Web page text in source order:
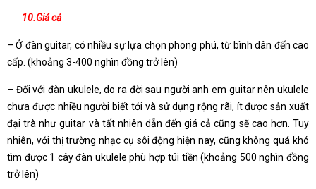
10.Giá cả
– Ở đàn guitar, có nhiều sự lựa chọn phong phú, từ bình dân đến cao
cấp. (khoảng 3-400 nghìn đồng trở lên)
– Đối với đàn ukulele, do ra đời sau người anh em guitar nên ukulele
chưa được nhiều người biết tới và sử dụng rộng rãi, ít được sản xuất
đại trà như guitar và tất nhiên dẫn đến giá cả cũng sẽ cao hơn. Tuy
nhiên, với thị trường nhạc cụ sôi động hiện nay, cũng không quá khó
tìm được 1 cây đàn ukulele phù hợp túi tiền (khoảng 500 nghìn đồng
trở lên)